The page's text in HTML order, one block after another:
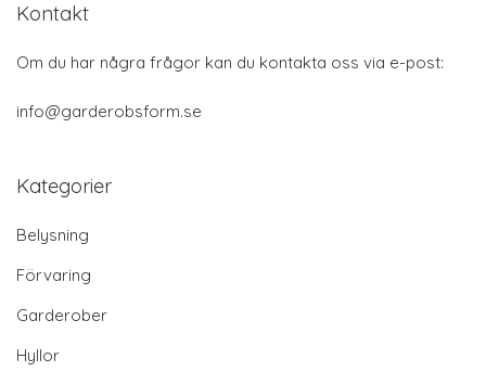
Kontakt
Om du har några frågor kan du kontakta oss via e-post:
info@garderobsform.se
Kategorier
Belysning
Förvaring
Garderober
Hyllor